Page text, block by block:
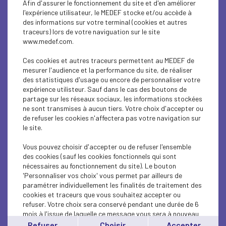
INTERNATIONAL - EUROPE
INTERNATIONAL - EUROPE
ECONOMY
ECONOMY
INTERNATIONAL - EUROPE
ECONOMY
ECONOMY
INTERNATIONAL - EUROPE
INTERNATIONAL - EUROPE
Afin d'assurer le fonctionnement du site et d'en améliorer
l'expérience utilisateur, le MEDEF stocke et/ou accède à
des informations sur votre terminal (cookies et autres
traceurs) lors de votre naviguation sur le site
www.medef.com.
Ces cookies et autres traceurs permettent au MEDEF de
mesurer l'audience et la performance du site, de réaliser
des statistiques d'usage ou encore de personnaliser votre
expérience utilisteur. Sauf dans le cas des boutons de
partage sur les réseaux sociaux, les informations stockées
ne sont transmises à aucun tiers. Votre choix d'accepter ou
de refuser les cookies n'affectera pas votre navigation sur
le site.
Vous pouvez choisir d'accepter ou de refuser l'ensemble
des cookies (sauf les cookies fonctionnels qui sont
nécessaires au fonctionnement du site). Le bouton
'Personnaliser vos choix' vous permet par ailleurs de
paramétrer individuellement les finalités de traitement des
cookies et traceurs que vous souhaitez accepter ou
refuser. Votre choix sera conservé pendant une durée de 6
mois à l'issue de laquelle ce message vous sera à nouveau
affiché..